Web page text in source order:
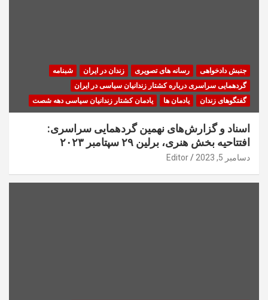
جنبش دادخواهی رسانه های تصویری زندان در ایران
شبنامه
گردهمایی سراسری درباره کشتار زندانیان سیاسی در ایران
گفتگوهای زندان
یادمان ها یادمان کشتار زندانیان سیاسی دهه شصت
اسناد و گزارش‌های نهمین گردهمایی سراسری:
افتتاحیه بخش هنری، برلین ۲۹ سپتامبر ۲۰۲۳
دسامبر 5, 2023 Editor